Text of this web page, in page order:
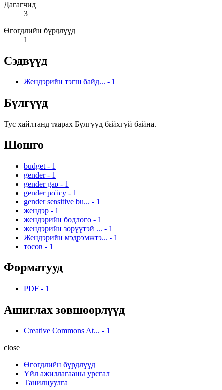
Дагагчид
3
Өгөгдлийн бүрдлүүд
1
Сэдвүүд
Жендэрийн тэгш байд... - 1
Бүлгүүд
Тус хайлтанд таарах Бүлгүүд байхгүй байна.
Шошго
budget - 1
gender - 1
gender gap - 1
gender policy - 1
gender sensitive bu... - 1
жендэр - 1
жендэрийн бодлого - 1
жендэрийн зөрүүтэй ... - 1
Жендэрийн мэдрэмжтэ... - 1
төсөв - 1
Форматууд
PDF - 1
Ашиглах зөвшөөрлүүд
Creative Commons At... - 1
close
Өгөгдлийн бүрдлүүд
Үйл ажиллагааны урсгал
Танилцуулга